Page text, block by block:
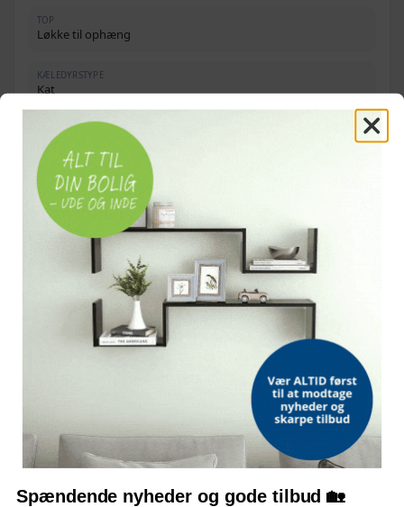
TOP
Løkke til ophæng
KÆLEDYRSTYPE
Kat
ANBEFALET KÆLEDYRSLÆNGDE
Under 30 cm
OFTE STILLEDE SPØRGSMÅL
Hvilke mål har kattehuset?
Kan hynden tages ud?
Er det egnet til store katte?
Bemærk: FAQ er vejledende information. Vi tager forbehold for fejl og
mangler, og oplysningerne er ikke juridisk bindende.
OFTE KØBT SAMMEN MED
Spændende nyheder og gode tilbud 🏡